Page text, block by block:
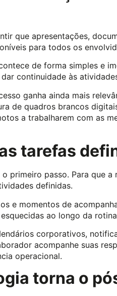
que apresentações,
para todos os
de forma simples e
continuidade às
ganha ainda mais
de quadros brancos
a trabalharem com as
tarefas
primeiro passo. Para que
definidas.
e momentos de
ao longo da
corporativos,
acompanhe suas
operacional.
torna o